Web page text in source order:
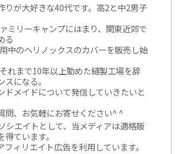
りが大好きな40代です。高2と中2男子
ミリーキャンプにはまり、関東近郊で
る
中のヘリノックスのカバーを販売し始
れまで10年以上勤めた縫製工場を辞
になる。
ドメイドについて発信していきたいと
問、お気軽にお寄せください^ ^
シエイトとして、当メディアは適格販
ています。
フィリエイト広告を利用しています。